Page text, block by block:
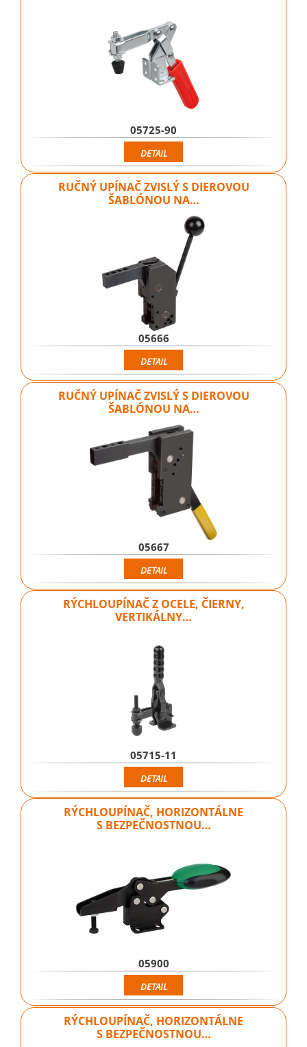
05725-90
DETAIL
RUČNÝ UPÍNAČ ZVISLÝ S DIEROVOU
ŠABLÓNOU NA…
05666
DETAIL
RUČNÝ UPÍNAČ ZVISLÝ S DIEROVOU
ŠABLÓNOU NA…
05667
DETAIL
RÝCHLOUPÍNAČ Z OCELE, ČIERNY,
VERTIKÁLNY…
05715-11
DETAIL
RÝCHLOUPÍNAČ, HORIZONTÁLNE
S BEZPEČNOSTNOU…
05900
DETAIL
RÝCHLOUPÍNAČ, HORIZONTÁLNE
S BEZPEČNOSTNOU…